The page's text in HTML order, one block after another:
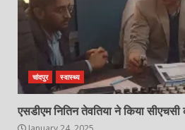
चांदपुर स्वास्थ्य
एसडीएम नितिन तेवतिया ने किया